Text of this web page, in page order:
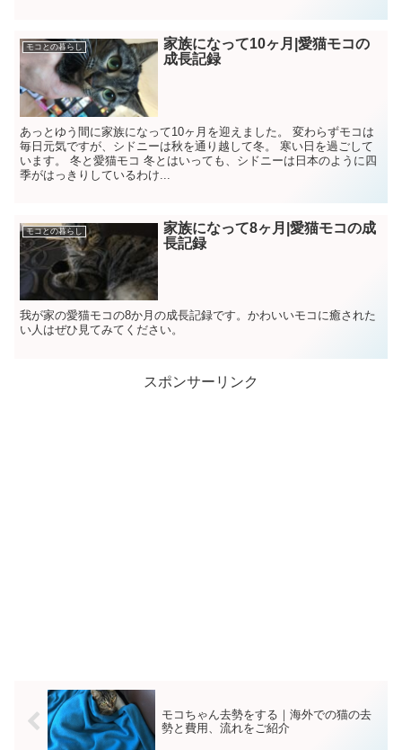
モコとの暮らし
家族になって10ヶ月|愛猫モコの
成長記録
あっとゆう間に家族になって10ヶ月を迎えました。 変わらずモコは
毎日元気ですが、シドニーは秋を通り越して冬。 寒い日を過ごして
います。 冬と愛猫モコ 冬とはいっても、シドニーは日本のように四
季がはっきりしているわけ...
モコとの暮らし
家族になって8ヶ月|愛猫モコの成
長記録
我が家の愛猫モコの8か月の成長記録です。かわいいモコに癒された
い人はぜひ見てみてください。
スポンサーリンク
モコちゃん去勢をする｜海外での猫の去
勢と費用、流れをご紹介